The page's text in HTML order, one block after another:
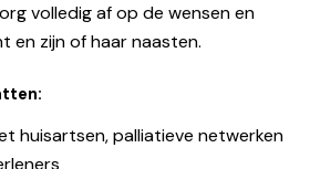
volledig af op de wensen en
en zijn of haar naasten.
huisartsen, palliatieve netwerken